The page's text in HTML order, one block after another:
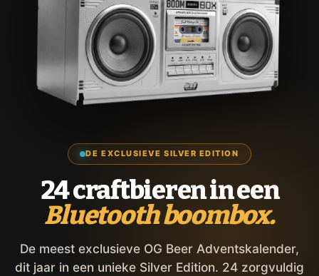
DE EXCLUSIEVE SILVER EDITION
24 craftbieren in een
Bluetooth boombox.
De meest exclusieve OG Beer Adventskalender,
dit jaar in een unieke Silver Edition. 24 zorgvuldig